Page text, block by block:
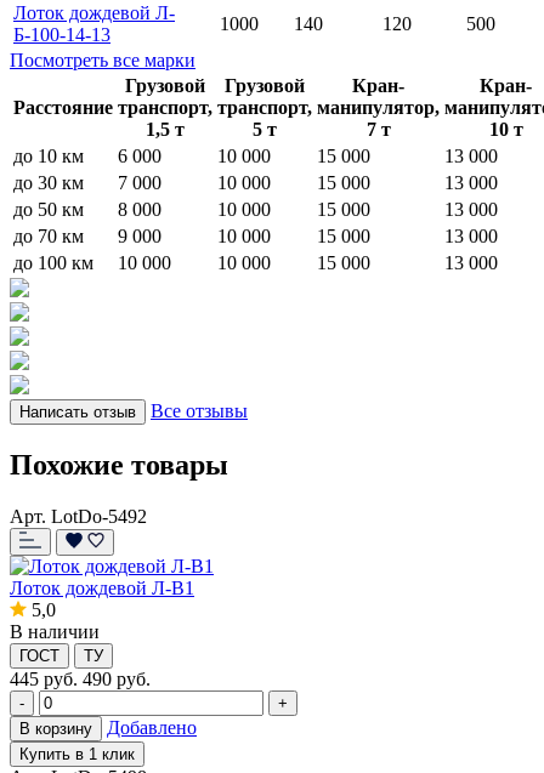
Лоток дождевой Л-
Б-100-14-13
1000 140 120
500
Посмотреть все марки
Расстояние
Грузовой
транспорт,
1,5 т
Грузовой
транспорт,
5 т
Кран-
манипулятор,
7 т
Кран-
10 т
до 10 км
6 000 10 000 15 000
13 000
до 30 км
7 000 10 000 15 000
13 000
до 50 км
8 000 10 000 15 000
13 000
до 70 км
9 000 10 000 15 000
13 000
до 100 км
10 000 10 000 15 000 13 000
Написать отзыв Все отзывы
Похожие товары
Арт. LotDo-5492
Лоток дождевой Л-В1
5,0
В наличии
ГОСТ ТУ
445 руб. 490 руб.
-
+
В корзину
Добавлено
Купить в 1 клик